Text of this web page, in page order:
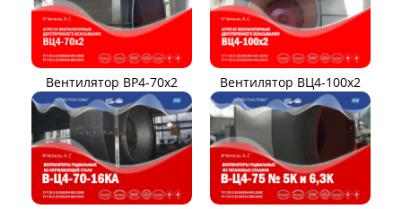
Вентилятор ВР4-70x2 Вентилятор ВЦ4-100х2